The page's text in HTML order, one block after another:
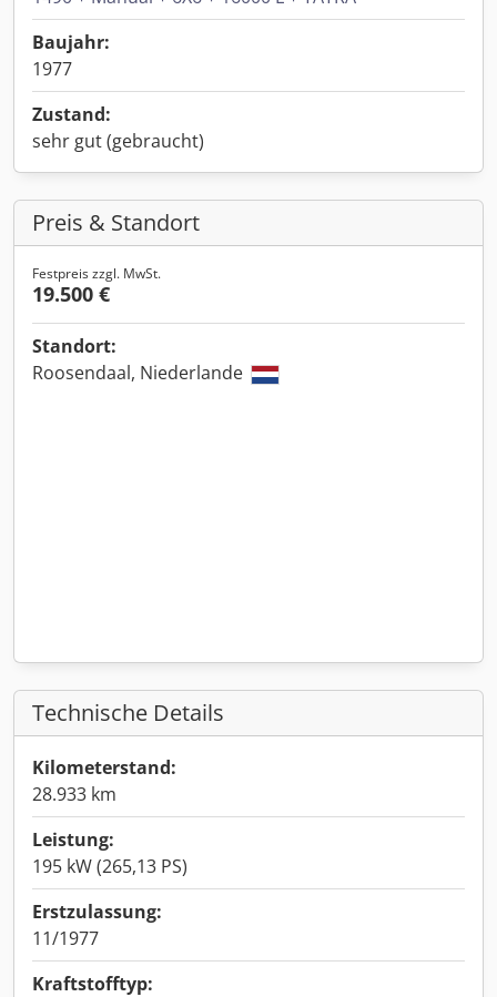
Baujahr:
1977
Zustand:
sehr gut (gebraucht)
Preis & Standort
Festpreis zzgl. MwSt.
19.500 €
Standort:
Roosendaal, Niederlande
Technische Details
Kilometerstand:
28.933 km
Leistung:
195 kW (265,13 PS)
Erstzulassung:
11/1977
Kraftstofftyp: